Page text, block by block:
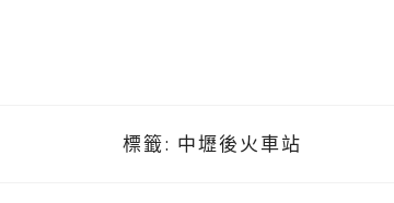
標籤: 中壢後火車站